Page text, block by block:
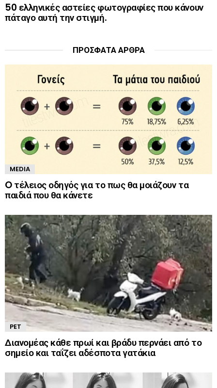
50 ελληνικές αστείες φωτογραφίες που κάνουν
πάταγο αυτή την στιγμή.
ΠΡΌΣΦΑΤΑ ΆΡΘΡΑ
MEDIA
O τέλειος οδηγός για το πως θα μοιάζουν τα
παιδιά που θα κάνετε
PET
Διανομέας κάθε πρωί και βράδυ περνάει από το
σημείο και ταΐζει αδέσποτα γατάκια